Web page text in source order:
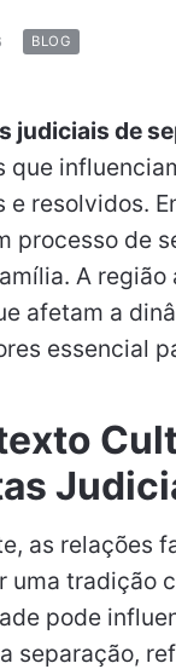
BLOG
judiciais de
que
e resolvidos.
processo de
A
afetam a
essencial
as relações
uma tradição
pode
separação,